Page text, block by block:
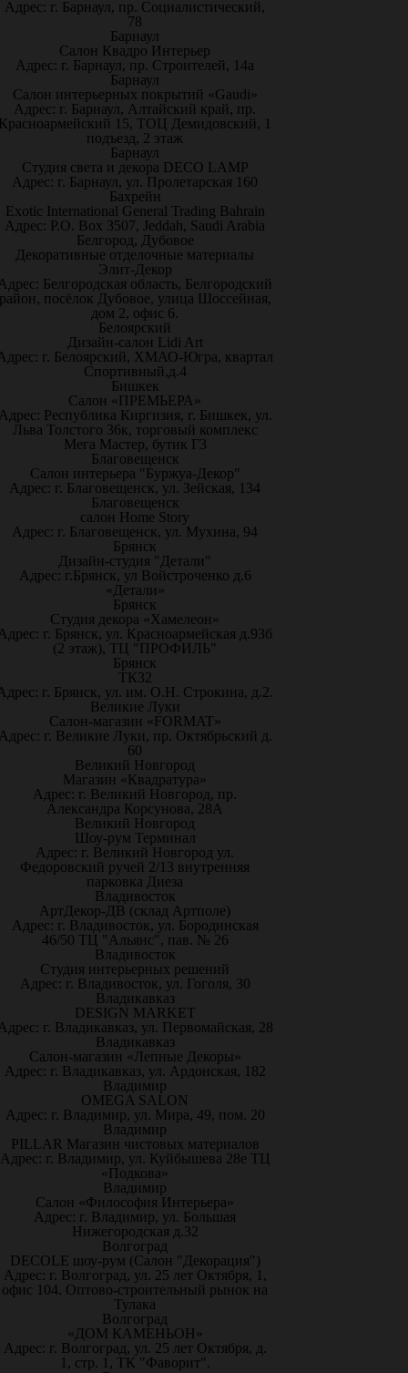
Адрес: г. Барнаул, пр. Социалистический,
78
Барнаул
Салон Квадро Интерьер
Адрес: г. Барнаул, пр. Строителей, 14а
Барнаул
Салон интерьерных покрытий «Gaudi»
Адрес: г. Барнаул, Алтайский край, пр.
15, ТОЦ Демидовский, 1
подъезд, 2 этаж
Барнаул
Студия света и декора DECO LAMP
Адрес: г. Барнаул, ул. Пролетарская 160
Бахрейн
Exotic International General Trading Bahrain
Адрес: P.O. Box 3507, Jeddah, Saudi Arabia
Белгород, Дубовое
Декоративные отделочные материалы
Элит-Декор
Белгородская область, Белгородский
посёлок Дубовое, улица Шоссейная,
дом 2, офис 6.
Белоярский
Дизайн-салон Lidi Art
г. Белоярский, ХМАО-Югра, квартал
Спортивный,д.4
Бишкек
Салон «ПРЕМЬЕРА»
Республика Киргизия, г. Бишкек, ул.
Льва Толстого 36к, торговый комплекс
Мега Мастер, бутик Г3
Благовещенск
Салон интерьера "Буржуа-Декор"
Адрес: г. Благовещенск, ул. Зейская, 134
Благовещенск
салон Home Story
Адрес: г. Благовещенск, ул. Мухина, 94
Брянск
Дизайн-студия "Детали"
Адрес: г.Брянск, ул Войстроченко д.6
«Детали»
Брянск
Студия декора «Хамелеон»
г. Брянск, ул. Красноармейская д.93б
(2 этаж), ТЦ "ПРОФИЛЬ"
Брянск
ТК32
г. Брянск, ул. им. О.Н. Строкина, д.2.
Великие Луки
Салон-магазин «FORMAT»
г. Великие Луки, пр. Октябрьский д.
60
Великий Новгород
Магазин «Квадратура»
Адрес: г. Великий Новгород, пр.
Александра Корсунова, 28А
Великий Новгород
Шоу-рум Терминал
Адрес: г. Великий Новгород ул.
Федоровский ручей 2/13 внутренняя
парковка Диеза
Владивосток
АртДекор-ДВ (склад Артполе)
Адрес: г. Владивосток, ул. Бородинская
46/50 ТЦ "Альянс", пав. № 26
Владивосток
Студия интерьерных решений
Адрес: г. Владивосток, ул. Гоголя, 30
Владикавказ
DESIGN MARKET
г. Владикавказ, ул. Первомайская, 28
Владикавказ
Салон-магазин «Лепные Декоры»
Адрес: г. Владикавказ, ул. Ардонская, 182
Владимир
OMEGA SALON
Адрес: г. Владимир, ул. Мира, 49, пом. 20
Владимир
PILLAR Магазин чистовых материалов
Адрес: г. Владимир, ул. Куйбышева 28е ТЦ
«Подкова»
Владимир
Салон «Философия Интерьера»
Адрес: г. Владимир, ул. Большая
Нижегородская д.32
Волгоград
DECOLE шоу-рум (Салон "Декорация")
Адрес: г. Волгоград, ул. 25 лет Октября, 1,
офис 104. Оптово-строительный рынок на
Тулака
Волгоград
«ДОМ КАМЕНЬОН»
Адрес: г. Волгоград, ул. 25 лет Октября, д.
1, стр. 1, ТК "Фаворит".